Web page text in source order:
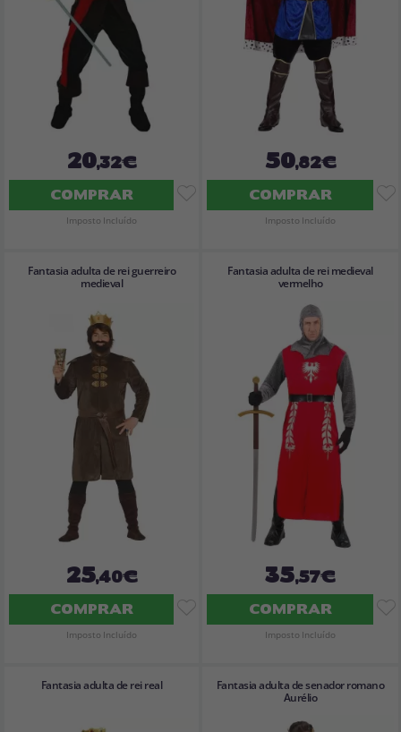
20,32€
COMPRAR
Imposto Incluído
50,82€
COMPRAR
Imposto Incluído
Fantasia adulta de rei guerreiro
medieval
25,40€
COMPRAR
Imposto Incluído
Fantasia adulta de rei medieval
vermelho
35,57€
COMPRAR
Imposto Incluído
Fantasia adulta de rei real
Fantasia adulta de senador romano
Aurélio